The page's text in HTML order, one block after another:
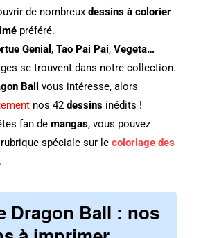
de nombreux dessins à colorier
préféré.
Genial , Tao Pai Pai, Vegeta…
se trouvent dans notre collection.
Ball
vous intéresse, alors
nos 42 dessins inédits !
fan de mangas, vous pouvez
spéciale sur le coloriage des
.
Dragon Ball : nos